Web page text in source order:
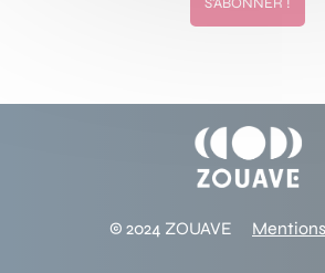
© 2024 ZOUAVE